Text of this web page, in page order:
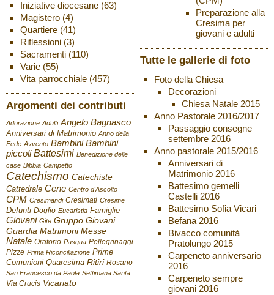
Iniziative diocesane(63)
Magistero(4)
Quartiere(41)
Riflessioni(3)
Sacramenti(110)
Varie(55)
Vita parrocchiale(457)
Argomenti dei contributi
Adorazione Adulti Angelo Bagnasco
Anniversari di Matrimonio Anno della
Fede Avvento Bambini Bambini
piccoli Battesimi Benedizione delle
case Bibbia Campetto
Catechismo Catechiste
Cattedrale Cene Centro d'Ascolto
CPM Cresimandi Cresimati Cresime
Defunti Doglio Eucaristia Famiglie
Giovani Gite Gruppo Giovani
Guardia Matrimoni Messe
Natale Oratorio Pasqua Pellegrinaggi
Pizze Prima Riconciliazione Prime
Comunioni Quaresima Ritiri Rosario
San Francesco da Paola Settimana Santa
Via Crucis Vicariato
Preparazione alla
Cresima per
giovani e adulti
Tutte le gallerie di foto
Foto della Chiesa
Decorazioni
Chiesa Natale 2015
Anno Pastorale 2016/2017
Passaggio consegne
settembre 2016
Anno pastorale 2015/2016
Anniversari di
Matrimonio 2016
Battesimo gemelli
Castelli 2016
Battesimo Sofia Vicari
Befana 2016
Bivacco comunità
Pratolungo 2015
Carpeneto anniversario
2016
Carpeneto sempre
giovani 2016